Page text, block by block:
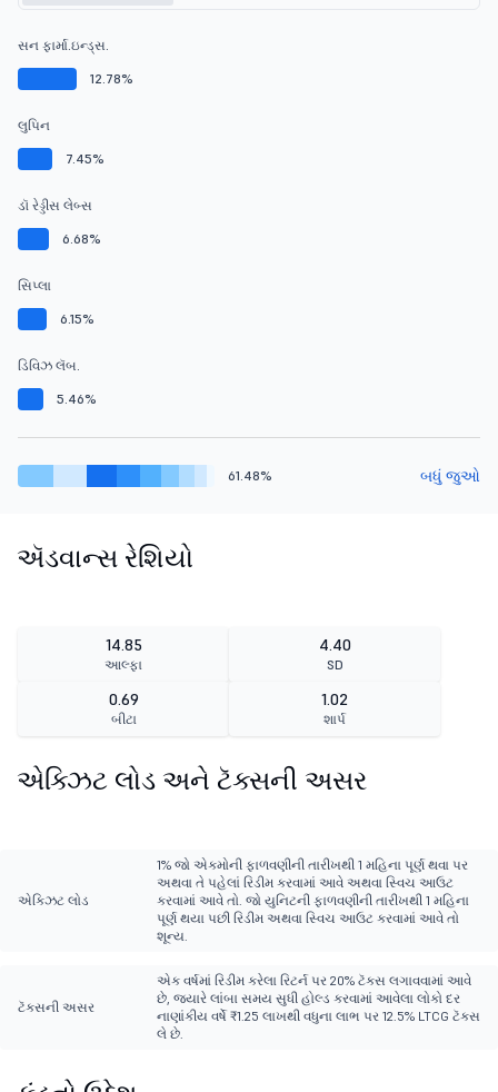
સન ફાર્મા.ઇન્ડ્સ.
12.78%
લુપિન
7.45%
ડૉ રેડ્ડીસ લેબ્સ
6.68%
સિપ્લા
6.15%
ડિવિઝ લૅબ.
5.46%
61.48% બધું જુઓ
ઍડવાન્સ રેશિયો
14.85
આલ્ફા
4.40
SD
0.69
બીટા
1.02
શાર્પ
એક્ઝિટ લોડ અને ટૅક્સની અસર
એક્ઝિટ લોડ
1% જો એકમોની ફાળવણીની તારીખથી 1 મહિના પૂર્ણ થવા પર
અથવા તે પહેલાં રિડીમ કરવામાં આવે અથવા સ્વિચ આઉટ
કરવામાં આવે તો. જો યુનિટની ફાળવણીની તારીખથી 1 મહિના
પૂર્ણ થયા પછી રિડીમ અથવા સ્વિચ આઉટ કરવામાં આવે તો
શૂન્ય.
ટૅક્સની અસર
એક વર્ષમાં રિડીમ કરેલા રિટર્ન પર 20% ટૅક્સ લગાવવામાં આવે
છે, જ્યારે લાંબા સમય સુધી હોલ્ડ કરવામાં આવેલા લોકો દર
નાણાંકીય વર્ષે ₹1.25 લાખથી વધુના લાભ પર 12.5% LTCG ટૅક્સ
લે છે.